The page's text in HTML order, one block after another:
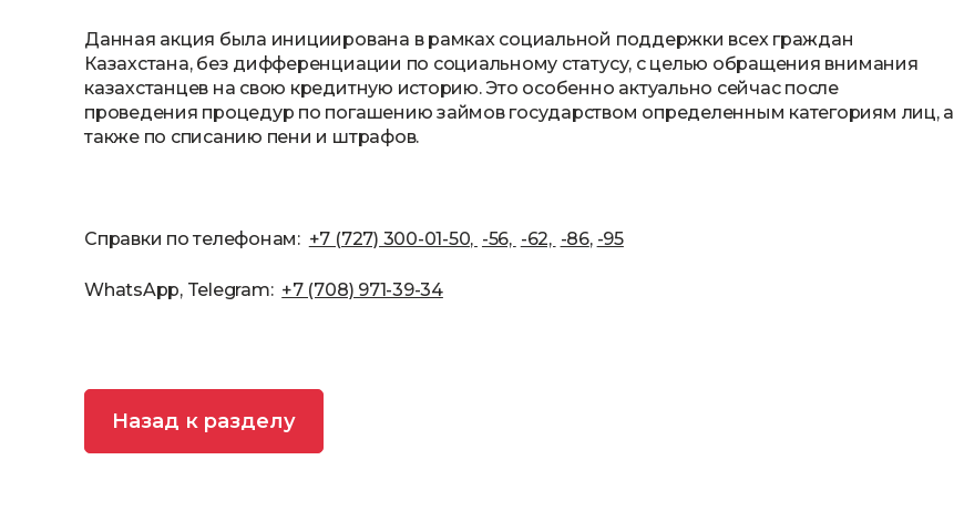
Данная акция была инициирована в рамках социальной поддержки всех граждан
Казахстана, без дифференциации по социальному статусу, с целью обращения внимания
казахстанцев на свою кредитную историю. Это особенно актуально сейчас после
проведения процедур по погашению займов государством определенным категориям лиц, а
также по списанию пени и штрафов.
Справки по телефонам: +7 (727) 300-01-50, -56, -62, -86, -95
WhatsApp, Telegram: +7 (708) 971-39-34
Назад к разделу